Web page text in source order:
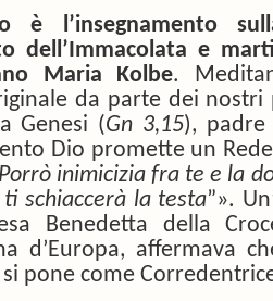
è l’insegnamento
dell’Immacolata e
Maria Kolbe.
da parte dei
Genesi (Gn 3,15), padre
Dio promette un
Porrò inimicizia fra te e la
schiaccerà la testa”».
Benedetta della
d’Europa, affermava
pone come